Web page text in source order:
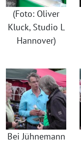
(Foto: Oliver
Kluck, Studio L
Hannover)
Bei Jühnemann